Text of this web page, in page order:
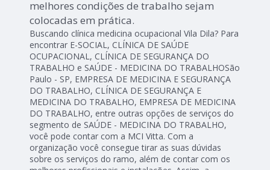
melhores condições de trabalho sejam
colocadas em prática.
Buscando clínica medicina ocupacional Vila Dila? Para
encontrar E-SOCIAL, CLÍNICA DE SAÚDE
OCUPACIONAL, CLÍNICA DE SEGURANÇA DO
TRABALHO e SAÚDE - MEDICINA DO TRABALHOSão
Paulo - SP, EMPRESA DE MEDICINA E SEGURANÇA
DO TRABALHO, CLÍNICA DE SEGURANÇA E
MEDICINA DO TRABALHO, EMPRESA DE MEDICINA
DO TRABALHO, entre outras opções de serviços do
segmento de SAÚDE - MEDICINA DO TRABALHO,
você pode contar com a MCI Vitta. Com a
organização você consegue tirar as suas dúvidas
sobre os serviços do ramo, além de contar com os